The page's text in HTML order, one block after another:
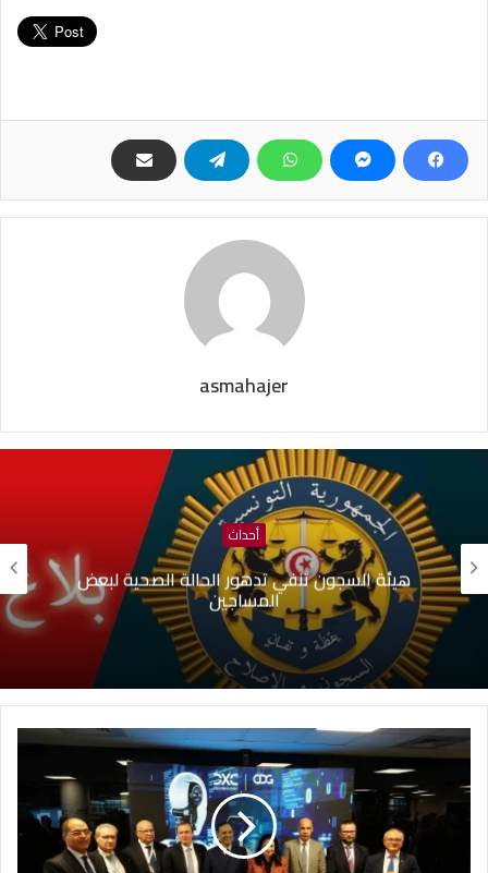
asmahajer
أحداث
هيئة السجون تنفي تدهور الحالة الصحية لبعض
المساجين